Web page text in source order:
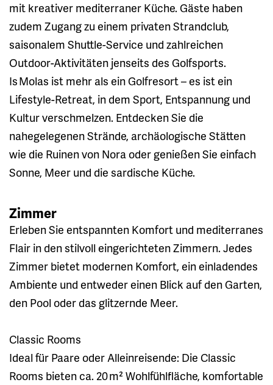
mit kreativer mediterraner Küche. Gäste haben
zudem Zugang zu einem privaten Strandclub,
saisonalem Shuttle-Service und zahlreichen
Outdoor-Aktivitäten jenseits des Golfsports.
Is Molas ist mehr als ein Golfresort – es ist ein
Lifestyle-Retreat, in dem Sport, Entspannung und
Kultur verschmelzen. Entdecken Sie die
nahegelegenen Strände, archäologische Stätten
wie die Ruinen von Nora oder genießen Sie einfach
Sonne, Meer und die sardische Küche.
Zimmer
Erleben Sie entspannten Komfort und mediterranes
Flair in den stilvoll eingerichteten Zimmern. Jedes
Zimmer bietet modernen Komfort, ein einladendes
Ambiente und entweder einen Blick auf den Garten,
den Pool oder das glitzernde Meer.
Classic Rooms
Ideal für Paare oder Alleinreisende: Die Classic
Rooms bieten ca. 20 m² Wohlfühlfläche, komfortable